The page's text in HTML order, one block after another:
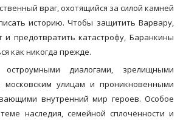
враг, охотящийся за силой камней
историю. Чтобы защитить Варвару,
и предотвратить катастрофу, Баранкины
как никогда прежде.
диалогами, зрелищными
улицам и проникновенными
внутренний мир героев. Особое
наследия, семейной сплочённости и